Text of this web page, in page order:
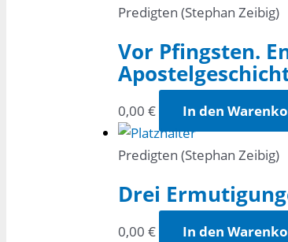
Predigten (Stephan Zeibig)
Vor Pfingsten.
0,00 € In den
Predigten (Stephan Zeibig)
Drei
0,00 € In den